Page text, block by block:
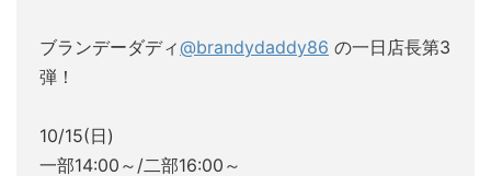
ブランデーダディ@brandydaddy86 の一日店長第3
弾！
10/15(日)
一部14:00～/二部16:00～